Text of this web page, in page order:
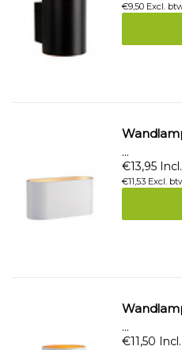
€9,50 Excl.
...
€13,95
€11,53 Excl.
...
€11,50